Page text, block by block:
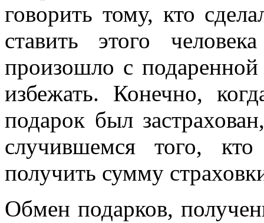
говорить тому, кто
ставить этого
произошло с
избежать. Конечно,
подарок был
случившемся того,
получить сумму
Обмен подарков,